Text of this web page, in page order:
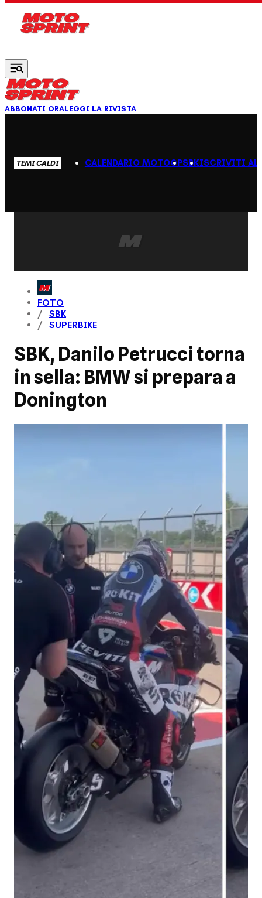
ABBONATI ORALEGGI LA RIVISTA
TEMI CALDI CALENDARIO MOTOGPSBKISCRIVITI AL
FOTO
SBK
SUPERBIKE
SBK, Danilo Petrucci torna
in sella: BMW si prepara a
Donington